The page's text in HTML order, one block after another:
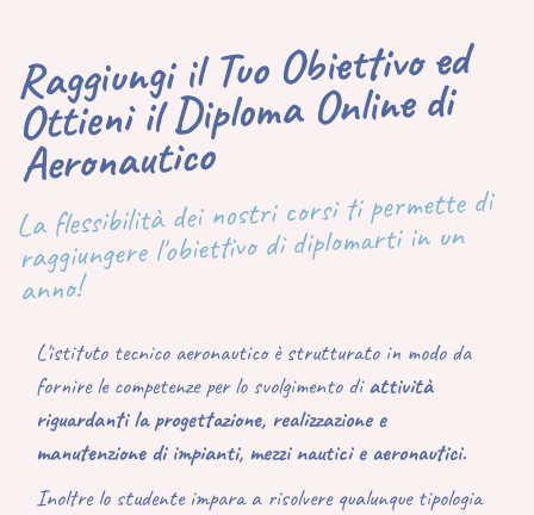
Raggiungi il Tuo Obiettivo ed
Ottieni il Diploma Online di
Aeronautico
La flessibilità dei nostri corsi ti permette di
raggiungere l'obiettivo di diplomarti in un
anno!
L'istituto tecnico aeronautico è strutturato in modo da
fornire le competenze per lo svolgimento diattività
riguardanti la progettazione, realizzazione e
manutenzione di impianti, mezzi nautici e aeronautici.
Inoltre lo studente impara a risolvere qualunque tipologia